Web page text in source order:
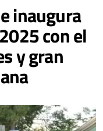
inaugura
con el
y gran